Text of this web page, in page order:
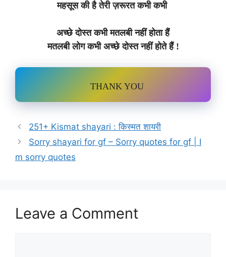
महसूस की है तेरी ज़रूरत कभी कभी
अच्छे दोस्त कभी मतलबी नहीं होता हैं
मतलबी लोग कभी अच्छे दोस्त नहीं होते हैं !
THANK YOU
251+ Kismat shayari : किस्मत शायरी
Sorry shayari for gf – Sorry quotes for gf | I
m sorry quotes
Leave a Comment